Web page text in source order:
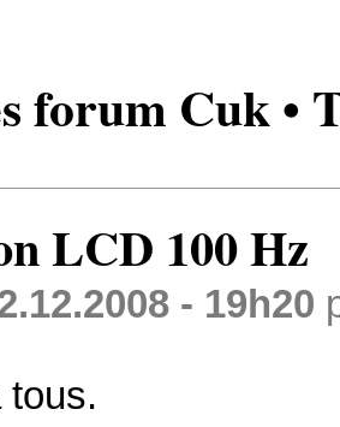
forum Cuk •
LCD 100 Hz
- 19h20
tous.